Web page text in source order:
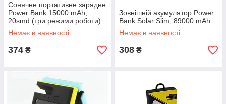
Сонячне портативне зарядне
Power Bank 15000 mAh,
20smd (три режими роботи)
Немає в наявності
374 ₴
Зовнішній акумулятор Power
Bank Solar Slim, 89000 mAh
Немає в наявності
308 ₴